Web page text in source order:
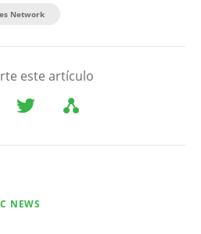
Network
este artículo
NEWS